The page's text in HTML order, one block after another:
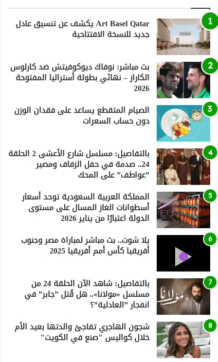
Art Basel Qatar يكشف عن تنسيق عادل
جديد للنسخة الافتتاحية
بث مباشر: نوفاك ديوكوفيتش ضد كارلوس
الكاراز – نهائي بطولة أستراليا المفتوحة
2026
الصيام المتقطع يساعد على فقدان الوزن
دون حساب السعرات
بالتفاصيل: مسلسل شارع الأعشى 2 الحلقة
24.. صدمة في حفل الزفاف ومصير
”عواطف” على المحك
المملكة العربية السعودية توحد أسعار
أسطوانات الغاز المسال على مستوى
الدولة اعتبارًا من يناير 2026
يلا شوت.. بث مباشر لمباراة مصر وجنوب
أفريقيا كأس أمم أفريقيا 2025
بالتفاصيل: شاهد الآن الحلقة 24 من
مسلسل «مولانا».. هل قُتل ”جابر” في
انفجار ”العادلية”؟
شجون الهاجري تفاجئ والدتها بعيد الأم
خلال كواليس "صنع في الكويت"